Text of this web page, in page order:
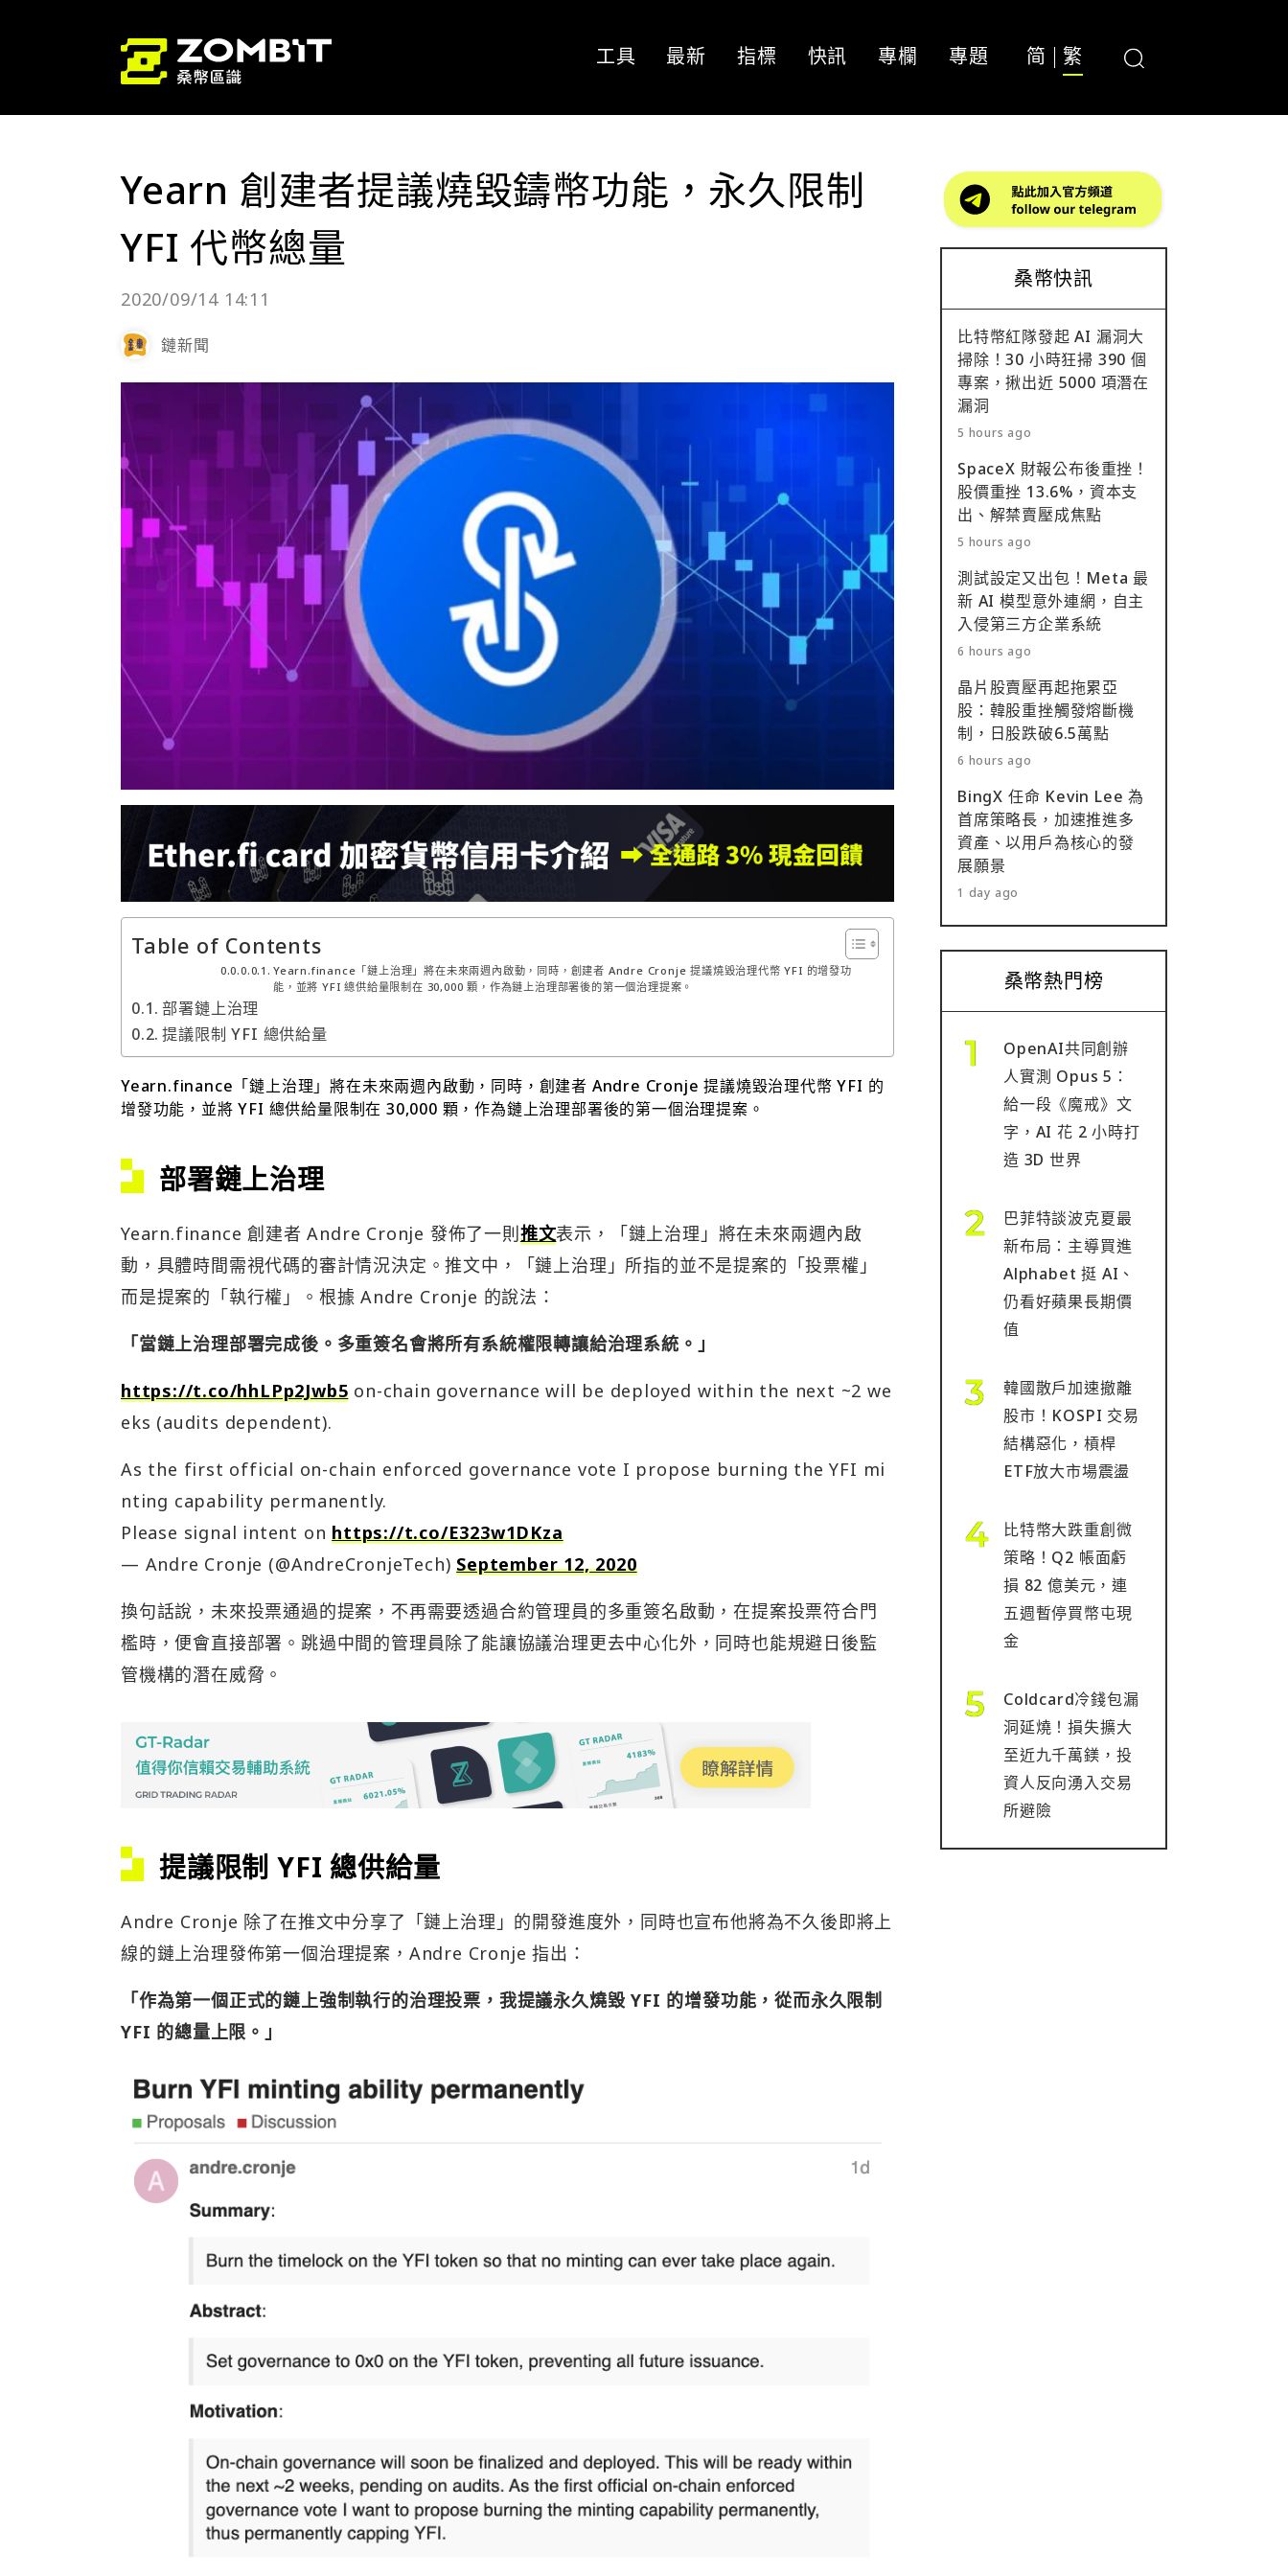
工具 最新 指標 快訊 專欄 專題 简 繁
Yearn 創建者提議燒毀鑄幣功能，永久限制
YFI 代幣總量
2020/09/14 14:11
鏈新聞
Table of Contents
Yearn.finance「鏈上治理」將在未來兩週內啟動，同時，創建者 Andre Cronje 提議燒毀治理代幣 YFI 的增發功
能，並將 YFI 總供給量限制在 30,000 顆，作為鏈上治理部署後的第一個治理提案。
部署鏈上治理
提議限制 YFI 總供給量
Yearn.finance「鏈上治理」將在未來兩週內啟動，同時，創建者 Andre Cronje 提議燒毀治理代幣 YFI 的
增發功能，並將 YFI 總供給量限制在 30,000 顆，作為鏈上治理部署後的第一個治理提案。
部署鏈上治理
Yearn.finance 創建者 Andre Cronje 發佈了一則推文表示，「鏈上治理」將在未來兩週內啟
動，具體時間需視代碼的審計情況決定。推文中，「鏈上治理」所指的並不是提案的「投票權」
而是提案的「執行權」。根據 Andre Cronje 的說法：
「當鏈上治理部署完成後。多重簽名會將所有系統權限轉讓給治理系統。」
https://t.co/hhLPp2Jwb5 on-chain governance will be deployed within the next ~2 we
eks (audits dependent).
As the first official on-chain enforced governance vote I propose burning the YFI mi
nting capability permanently.
Please signal intent onhttps://t.co/E323w1DKza
— Andre Cronje (@AndreCronjeTech)September 12, 2020
換句話說，未來投票通過的提案，不再需要透過合約管理員的多重簽名啟動，在提案投票符合門
檻時，便會直接部署。跳過中間的管理員除了能讓協議治理更去中心化外，同時也能規避日後監
管機構的潛在威脅。
提議限制 YFI 總供給量
Andre Cronje 除了在推文中分享了「鏈上治理」的開發進度外，同時也宣布他將為不久後即將上
線的鏈上治理發佈第一個治理提案，Andre Cronje 指出：
「作為第一個正式的鏈上強制執行的治理投票，我提議永久燒毀 YFI 的增發功能，從而永久限制
YFI 的總量上限。」
桑幣快訊
比特幣紅隊發起 AI 漏洞大
掃除！30 小時狂掃 390 個
專案，揪出近 5000 項潛在
漏洞
5 hours ago
SpaceX 財報公布後重挫！
股價重挫 13.6%，資本支
出、解禁賣壓成焦點
5 hours ago
測試設定又出包！Meta 最
新 AI 模型意外連網，自主
入侵第三方企業系統
6 hours ago
晶片股賣壓再起拖累亞
股：韓股重挫觸發熔斷機
制，日股跌破6.5萬點
6 hours ago
BingX 任命 Kevin Lee 為
首席策略長，加速推進多
資產、以用戶為核心的發
展願景
1 day ago
桑幣熱門榜
OpenAI共同創辦
人實測 Opus 5：
給一段《魔戒》文
字，AI 花 2 小時打
造 3D 世界
巴菲特談波克夏最
新布局：主導買進
Alphabet 挺 AI、
仍看好蘋果長期價
值
韓國散戶加速撤離
股市！KOSPI 交易
結構惡化，槓桿
ETF放大市場震盪
比特幣大跌重創微
策略！Q2 帳面虧
損 82 億美元，連
五週暫停買幣屯現
金
Coldcard冷錢包漏
洞延燒！損失擴大
至近九千萬鎂，投
資人反向湧入交易
所避險